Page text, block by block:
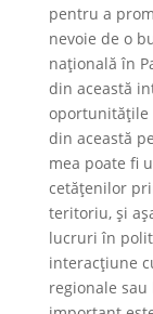
pentru a
nevoie de o
națională în
din această
oportunitățile
din această
mea poate fi
cetățenilor
teritoriu, și
lucruri în
interacțiune
regionale